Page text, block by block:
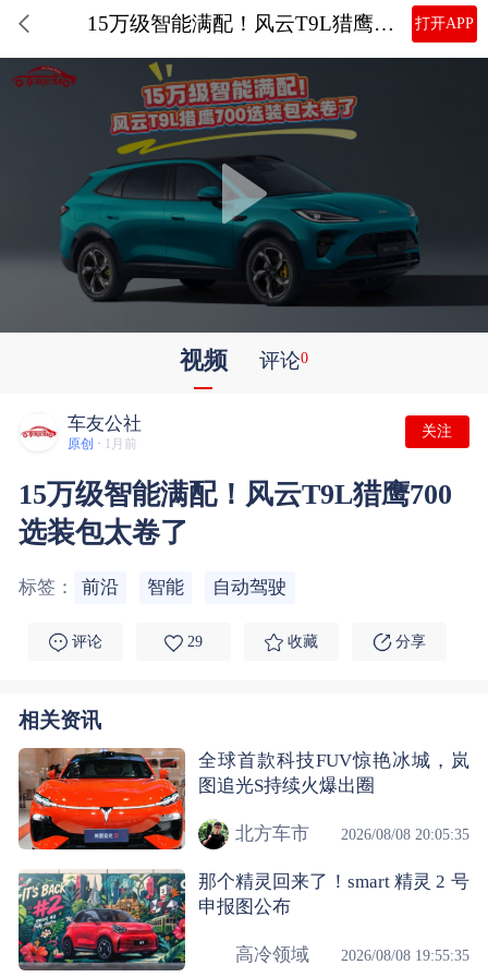
15万级智能满配！风云T9L猎鹰700选装包太卷了 打开APP
视频 评论0
车友公社
原创 · 1月前
关注
15万级智能满配！风云T9L猎鹰700
选装包太卷了
标签： 前沿 智能 自动驾驶
评论 29 收藏 分享
相关资讯
全球首款科技FUV惊艳冰城，岚
图追光S持续火爆出圈
北方车市 2026/08/08 20:05:35
那个精灵回来了！smart 精灵 2 号
申报图公布
高冷领域 2026/08/08 19:55:35